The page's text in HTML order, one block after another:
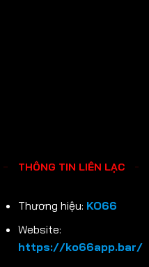
THÔNG TIN LIÊN LẠC
Thương hiệu: KO66
Website:
https://ko66app.bar/